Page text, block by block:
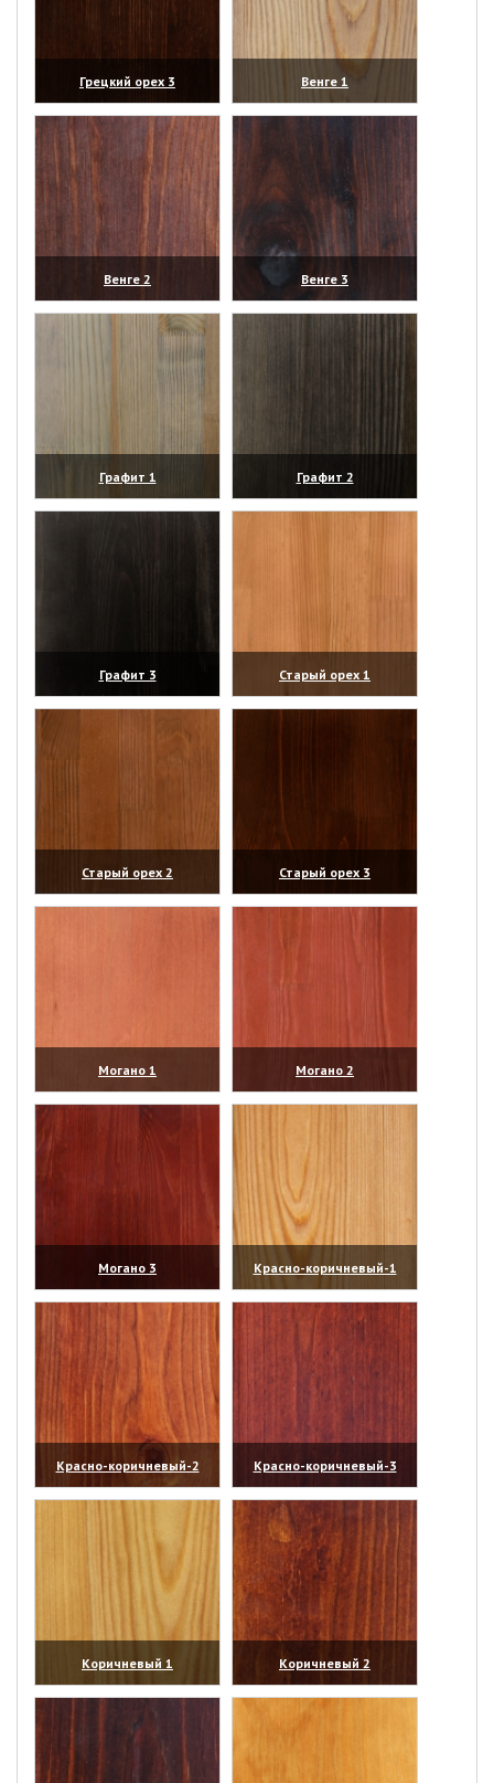
Грецкий орех 3
(увеличить)
Венге 1
(увеличить)
Венге 2
(увеличить)
Венге 3
(увеличить)
Графит 1
(увеличить)
Графит 2
(увеличить)
Графит 3
(увеличить)
Старый орех 1
(увеличить)
Старый орех 2
(увеличить)
Старый орех 3
(увеличить)
Могано 1
(увеличить)
Могано 2
(увеличить)
Могано 3
(увеличить)
Красно-коричневый-1
(увеличить)
Красно-коричневый-2
(увеличить)
Красно-коричневый-3
(увеличить)
Коричневый 1
(увеличить)
Коричневый 2
(увеличить)